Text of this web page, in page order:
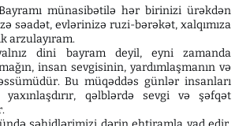
münasibətilə hər birinizi ürəkdən
səadət, evlərinizə ruzi-bərəkət, xalqımıza
arzulayıram.
dini bayram deyil, eyni zamanda
insan sevgisinin, yardımlaşmanın və
Bu müqəddəs günlər insanları
qəlblərdə sevgi və şəfqət